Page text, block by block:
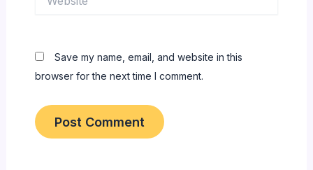
Save my name, email, and website in this
browser for the next time I comment.